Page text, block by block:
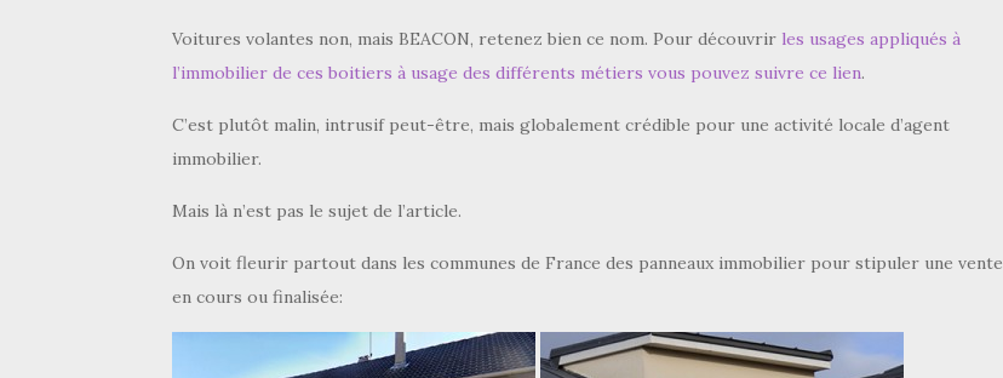
Voitures volantes non, mais BEACON, retenez bien ce nom. Pour découvrir les usages appliqués à
l’immobilier de ces boitiers à usage des différents métiers vous pouvez suivre ce lien.
C’est plutôt malin, intrusif peut-être, mais globalement crédible pour une activité locale d’agent
immobilier.
Mais là n’est pas le sujet de l’article.
On voit fleurir partout dans les communes de France des panneaux immobilier pour stipuler une vente
en cours ou finalisée: